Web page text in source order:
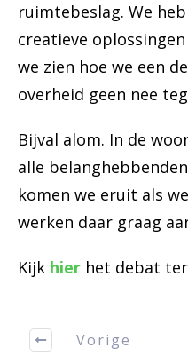
ruimtebeslag. We
creatieve
we zien hoe we een
overheid geen nee
Bijval alom. In de
alle
komen we eruit als
werken daar graag
Kijk hier het debat
Vorige